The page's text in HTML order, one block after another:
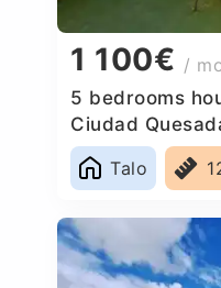
1 100€ /
5 bedrooms
Ciudad
Talo